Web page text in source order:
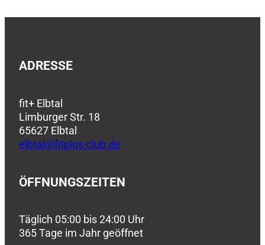
ADRESSE
fit+ Elbtal
Limburger Str. 18
65627 Elbtal
elbtal@fitplus-club.de
ÖFFNUNGSZEITEN
Täglich 05:00 bis 24:00 Uhr
365 Tage im Jahr geöffnet